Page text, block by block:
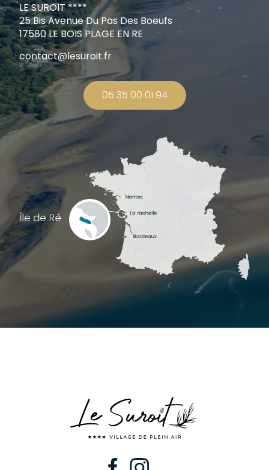
LE SUROIT ****
25 Bis Avenue Du Pas Des Boeufs
17580 LE BOIS PLAGE EN RE
contact@lesuroit.fr
05 35 00 01 94